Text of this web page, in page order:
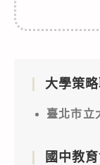
大學策
臺北市立
國中教